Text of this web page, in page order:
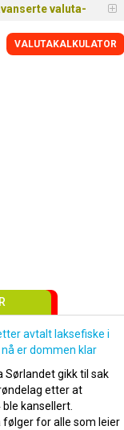
valuta-
VALUTAKALKULATOR
avtalt laksefiske i
er dommen klar
Sørlandet gikk til sak
etter at
kansellert.
følger for alle som leier